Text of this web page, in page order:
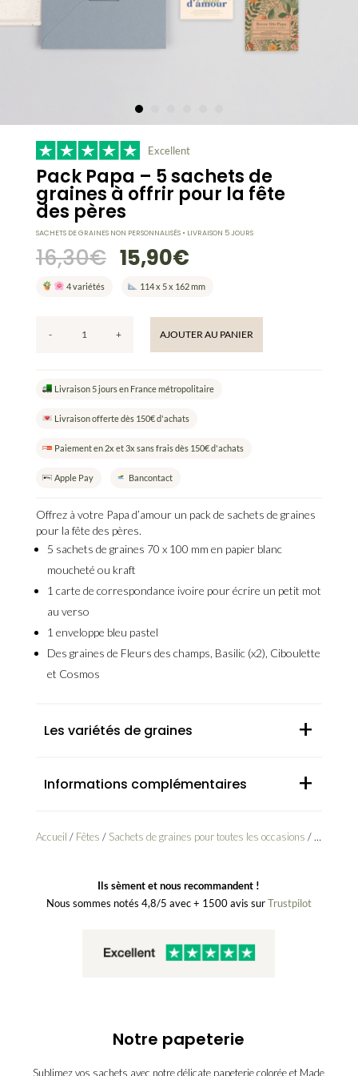
Excellent
Pack Papa – 5 sachets de
graines à offrir pour la fête
des pères
SACHETS DE GRAINES NON PERSONNALISÉS • LIVRAISON 5 JOURS
16,30€ Le
prix
initial
était :
16,30€.
15,90€Le
actuel
est :
15,90€.
4 variétés 114 x 5 x 162 mm
Offrez à votre Papa d’amour un pack de sachets de graines
pour la fête des pères.
5 sachets de graines 70 x 100 mm en papier blanc
moucheté ou kraft
1 carte de correspondance ivoire pour écrire un petit mot
au verso
1 enveloppe bleu pastel
Des graines de Fleurs des champs, Basilic (x2), Ciboulette
et Cosmos
-
Papa
sachets
graines
offrir
pour
la
fête
des
+ AJOUTER AU PANIER
Livraison 5 jours en France métropolitaire
Livraison offerte dès 150€ d'achats
Paiement en 2x et 3x sans frais dès 150€ d'achats
Apple Pay Bancontact
Les variétés de graines +
Informations complémentaires +
Accueil / Fêtes / Sachets de graines pour toutes les occasions / Pack Papa – 5 sachets de graines à offrir pour la fête des pères
Ils sèment et nous recommandent !
Nous sommes notés 4,8/5 avec + 1500 avis surTrustpilot
Notre papeterie
Sublimez vos sachets avec notre délicate papeterie colorée et Made